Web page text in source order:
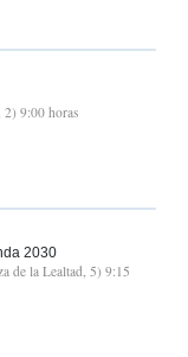
9:00 horas
2030
de la Lealtad, 5) 9:15